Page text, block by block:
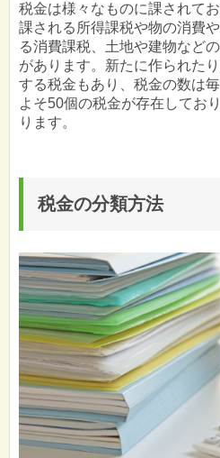
税金は様々なものに課されて
課される所得課税や物の消費
る消費課税、土地や建物など
があります。新たに作られた
する税金もあり、税金の数は
よそ50個の税金が存在してお
ります。
税金の分類方法